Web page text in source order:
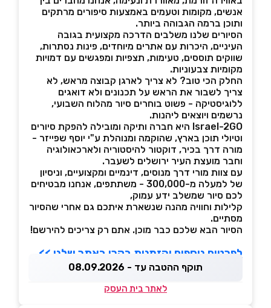
אנשים, מקומות וטעמים באמצעות סיפורים מרתקים
ותוכן ברמה הגבוהה ביותר.
הסיורים שלנו משלבים הדרכה מקצועית בגובה
העיניים, היכרות עם אתרים מיוחדים, פינות נסתרות,
שווקים תוססים, טעימות, תצפיות ומפגשים עם דמויות
מקומיות צבעוניות.
החלק הכי טוב? לא צריך לארגן קבוצה מראש, לא
צריך לשבור את הראש על תכנונים ולא דואגים
ללוגיסטיקה - פשוט בוחרים סיור מהלוח השבועי,
נרשמים ויוצאים ליהנות.
Israel-2GO היא חברה ותיקה ומובילה להפקת סיורים
וטיולי תוכן בארץ, שהוקמה ומנוהלת ע"י יוסף שפייזר -
מורה דרך בכיר, דוקטור להיסטוריה ולארכאולוגיה
וחבר מועצת העיר ירושלים לשעבר.
עם צוות מורי דרך מנוסים, דינמיים ומקצועיים, וניסיון
של למעלה מ-300,000 - משתתפים, אנחנו מבטיחים
לכם סיור שמשלב ידע עמוק,
קלילות וחוויה מהנה שנשארת איתכם גם אחרי שהסיור
מסתיים.
הסיור הבא שלכם כבר מוכן. אתם רק צריכים להירשם!
לפרטים נוספים והזמנות בקרו באתר שלנו >>
תוקף ההטבה עד - 08.09.2026
לאתר בית העסק